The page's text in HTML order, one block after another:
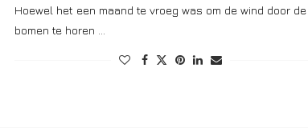
Hoewel het een maand te vroeg was om de wind door de
bomen te horen …